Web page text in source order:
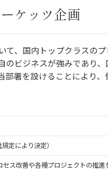
ケッツ企画
て、国内トップクラスの
ビジネスが強みであり、
部署を設けることにより
定により決定）
ス改善や各種プロジェクトの推進